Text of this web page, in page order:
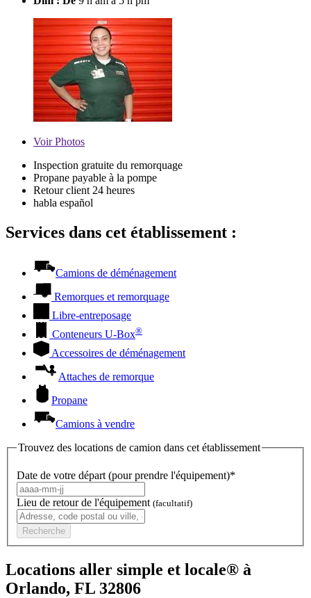
VoirPhotos
Inspection gratuite du remorquage
Propane payable à la pompe
Retour client 24 heures
habla español
Services dans cet établissement :
Camions de déménagement
Remorques et remorquage
Libre-entreposage
Conteneurs U-Box®
Accessoires de déménagement
Attaches de remorque
Propane
Camions à vendre
Trouvez des locations de camion dans cet établissement
Date de votre départ (pour prendre l'équipement)*
Lieu de retour de l'équipement (facultatif)
Recherche
Locations aller simple et locale® à
Orlando, FL 32806